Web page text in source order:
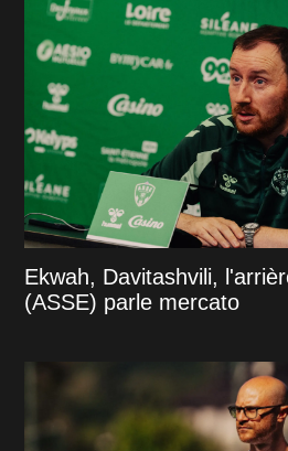
Ekwah, Davitashvili,
(ASSE) parle mercato